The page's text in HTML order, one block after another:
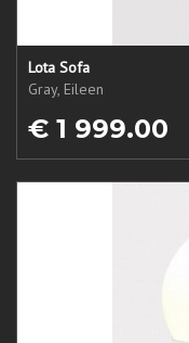
Lota Sofa
Gray, Eileen
€ 1 999.00